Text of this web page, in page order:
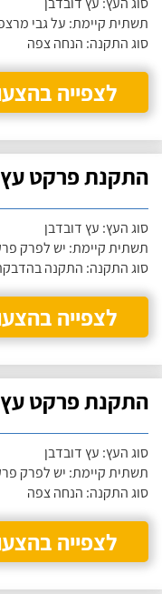
תשתית קיימת: על גבי
סוג התקנה: הנחה צפה
לצפייה
התקנת פרקט
סוג העץ: עץ דובדבן
תשתית קיימת: יש לפרק
סוג התקנה: התקנה
לצפייה
התקנת פרקט
סוג העץ: עץ דובדבן
תשתית קיימת: יש לפרק
סוג התקנה: הנחה צפה
לצפייה